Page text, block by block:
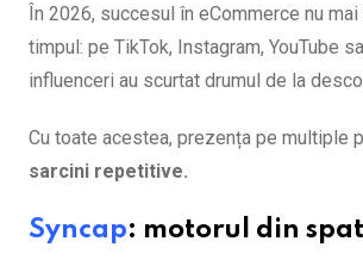
În 2026, succesul în eCommerce nu
timpul: pe TikTok, Instagram, YouTube
influenceri au scurtat drumul de la
Cu toate acestea, prezența pe multiple
sarcini repetitive.
Syncap: motorul din